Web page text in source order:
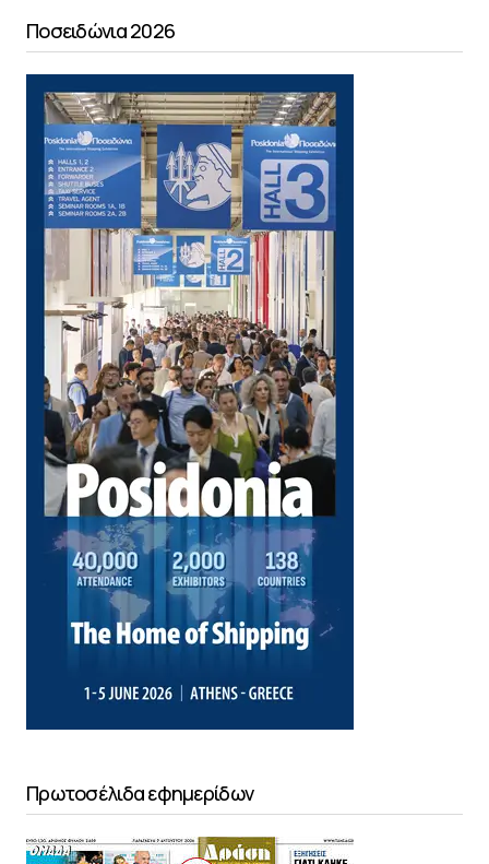
Ποσειδώνια 2026
Πρωτοσέλιδα εφημερίδων